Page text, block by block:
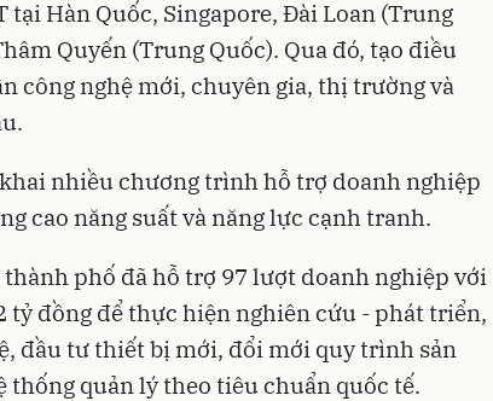
Hàn Quốc, Singapore, Đài Loan (Trung
Quyến (Trung Quốc). Qua đó, tạo điều
công nghệ mới, chuyên gia, thị trường và
nhiều chương trình hỗ trợ doanh nghiệp
cao năng suất và năng lực cạnh tranh.
thành phố đã hỗ trợ 97 lượt doanh nghiệp với
tỷ đồng để thực hiện nghiên cứu - phát triển,
đầu tư thiết bị mới, đổi mới quy trình sản
thống quản lý theo tiêu chuẩn quốc tế.